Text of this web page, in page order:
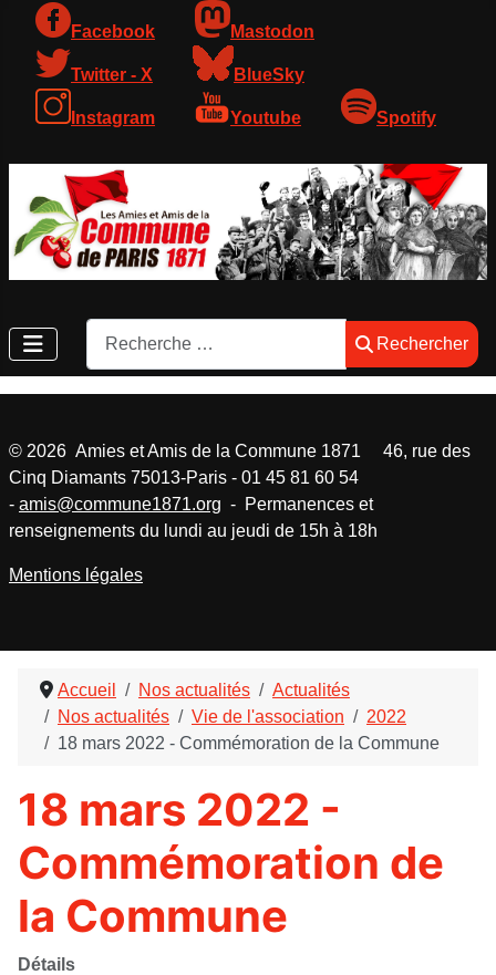
Facebook Mastodon
Twitter - X BlueSky
Instagram Youtube Spotify
Rechercher
Rechercher
Accueil Nos actualités
Actualités
Nos actualités
Vie de l'association
2022
18 mars 2022 - Commémoration de la Commune
18 mars 2022 -
Commémoration de
la Commune
Détails
© 2026 Amies et Amis de la Commune 1871 46, rue des
Cinq Diamants 75013-Paris - 01 45 81 60 54
- amis@commune1871.org - Permanences et
renseignements du lundi au jeudi de 15h à 18h
Mentions légales